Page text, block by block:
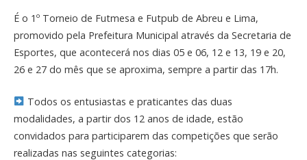
É o 1º Torneio de Futmesa e Futpub de Abreu e Lima,
promovido pela Prefeitura Municipal através da Secretaria de
Esportes, que acontecerá nos dias 05 e 06, 12 e 13, 19 e 20,
26 e 27 do mês que se aproxima, sempre a partir das 17h.
Todos os entusiastas e praticantes das duas
modalidades, a partir dos 12 anos de idade, estão
convidados para participarem das competições que serão
realizadas nas seguintes categorias: